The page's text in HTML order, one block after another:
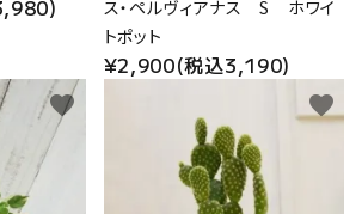
ス・ペルヴィアナス S ホワイ
トポット
¥2,900(税込3,190)
favorite favorite